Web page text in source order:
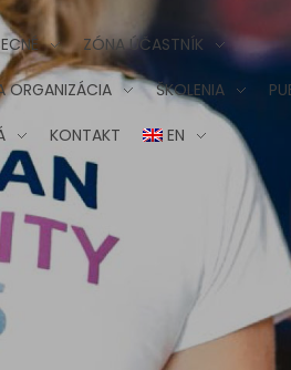
ZÓNA ÚČASTNÍK
ORGANIZÁCIA ŠKOLENIA
KONTAKT EN